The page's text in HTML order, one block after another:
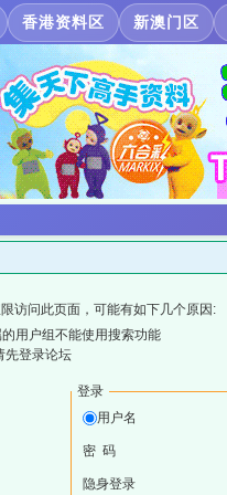
香港资料区 新澳门区
访问此页面，可能有如下几个原因:
用户组不能使用搜索功能
先登录论坛
登录
用户名
密 码
隐身登录